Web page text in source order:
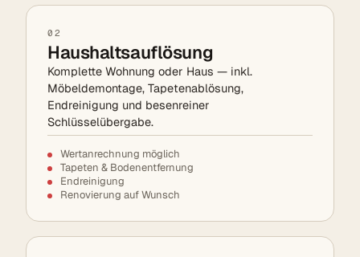
02
Haushaltsauflösung
Komplette Wohnung oder Haus — inkl.
Möbeldemontage, Tapetenablösung,
Endreinigung und besenreiner
Schlüsselübergabe.
Wertanrechnung möglich
Tapeten & Bodenentfernung
Endreinigung
Renovierung auf Wunsch